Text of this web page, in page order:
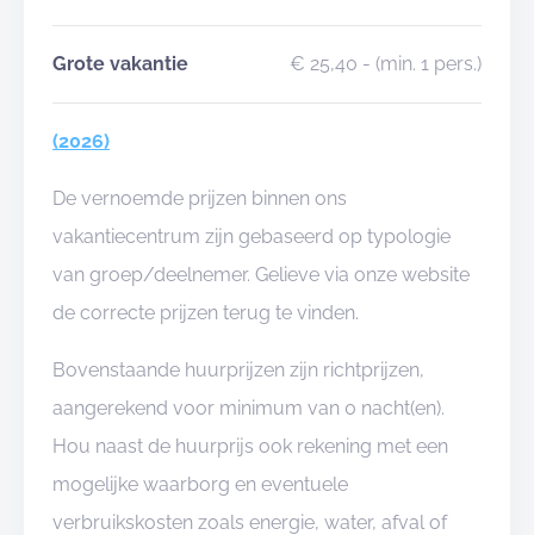
Grote vakantie € 25,40 - (min. 1 pers.)
(2026)
De vernoemde prijzen binnen ons
vakantiecentrum zijn gebaseerd op typologie
van groep/deelnemer. Gelieve via onze website
de correcte prijzen terug te vinden.
Bovenstaande huurprijzen zijn richtprijzen,
aangerekend voor minimum van 0 nacht(en).
Hou naast de huurprijs ook rekening met een
mogelijke waarborg en eventuele
verbruikskosten zoals energie, water, afval of